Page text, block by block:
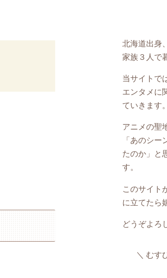
北海道出身
家族３人で
当サイトで
エンタメに
ていきます。
アニメの聖
「あのシー
たのか」と
す。
このサイト
に立てたら
どうぞよろ
むす